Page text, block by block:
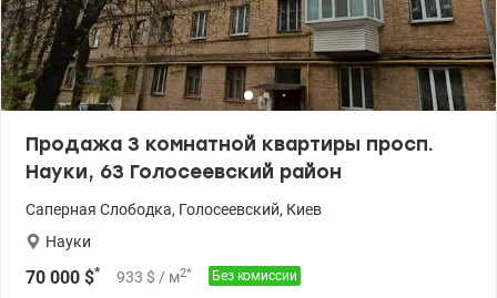
Продажа 3 комнатной квартиры просп.
Науки, 63 Голосеевский район
Саперная Слободка, Голосеевский, Киев
Науки
70 000 $* 933 $ / м2* Без комиссии